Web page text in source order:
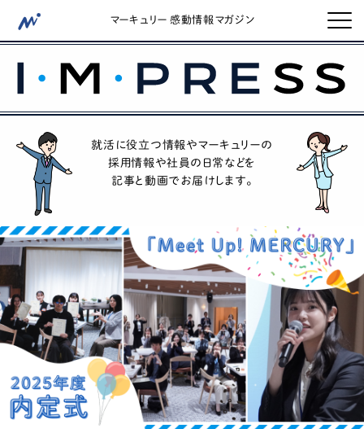
マーキュリー 感動情報マガジン
就活に役立つ情報やマーキュリーの
採用情報や社員の日常などを
記事と動画でお届けします。